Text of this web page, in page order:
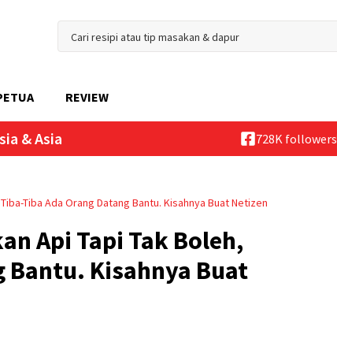
REVIEW
& Asia 728K followers
Tiba Ada Orang Datang Bantu. Kisahnya Buat Netizen
Api Tapi Tak Boleh,
Bantu. Kisahnya Buat